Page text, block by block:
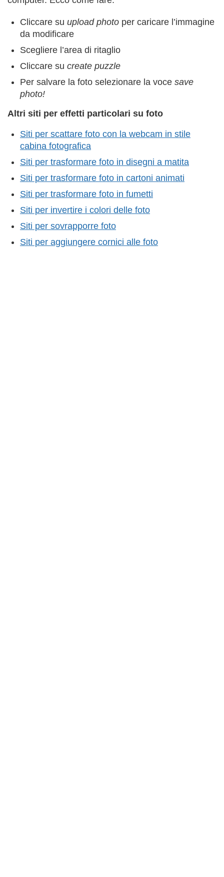
Cliccare su upload photo per caricare l’immagine
da modificare
Scegliere l’area di ritaglio
Cliccare su create puzzle
Per salvare la foto selezionare la voce save
photo!
Altri siti per effetti particolari su foto
Siti per scattare foto con la webcam in stile
cabina fotografica
Siti per trasformare foto in disegni a matita
Siti per trasformare foto in cartoni animati
Siti per trasformare foto in fumetti
Siti per invertire i colori delle foto
Siti per sovrapporre foto
Siti per aggiungere cornici alle foto